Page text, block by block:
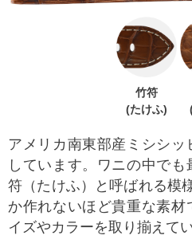
竹符
(たけふ)
アメリカ南東部産ミシシッ
しています。ワニの中で
符（たけふ）と呼ばれる模
か作れないほど貴重な素
イズやカラーを取り揃えてい